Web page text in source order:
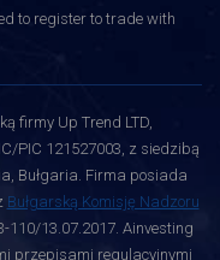
to register to trade with
firmy Up Trend LTD,
PIC 121527003, z siedzibą
Bułgaria. Firma posiada
Bułgarską Komisję Nadzoru
110/13.07.2017. Ainvesting
przepisami regulacyjnymi